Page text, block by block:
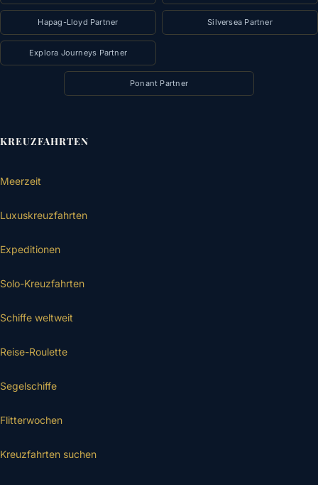
Hapag-Lloyd Partner Silversea Partner
Explora Journeys Partner
Ponant Partner
KREUZFAHRTEN
Meerzeit
Luxuskreuzfahrten
Expeditionen
Solo-Kreuzfahrten
Schiffe weltweit
Reise-Roulette
Segelschiffe
Flitterwochen
Kreuzfahrten suchen